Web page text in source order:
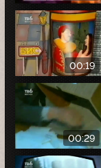
00:19
00:29